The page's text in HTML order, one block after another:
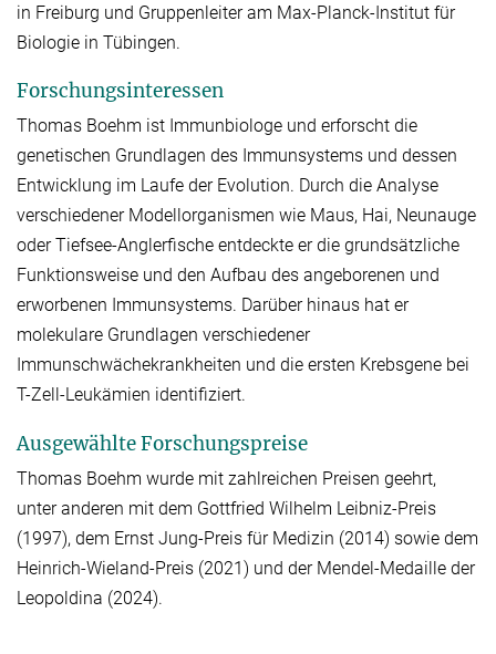
in Freiburg und Gruppenleiter am Max-Planck-Institut für
Biologie in Tübingen.
Forschungsinteressen
Thomas Boehm ist Immunbiologe und erforscht die
genetischen Grundlagen des Immunsystems und dessen
Entwicklung im Laufe der Evolution. Durch die Analyse
verschiedener Modellorganismen wie Maus, Hai, Neunauge
oder Tiefsee-Anglerfische entdeckte er die grundsätzliche
Funktionsweise und den Aufbau des angeborenen und
erworbenen Immunsystems. Darüber hinaus hat er
molekulare Grundlagen verschiedener
Immunschwächekrankheiten und die ersten Krebsgene bei
T-Zell-Leukämien identifiziert.
Ausgewählte Forschungspreise
Thomas Boehm wurde mit zahlreichen Preisen geehrt,
unter anderen mit dem Gottfried Wilhelm Leibniz-Preis
(1997), dem Ernst Jung-Preis für Medizin (2014) sowie dem
Heinrich-Wieland-Preis (2021) und der Mendel-Medaille der
Leopoldina (2024).